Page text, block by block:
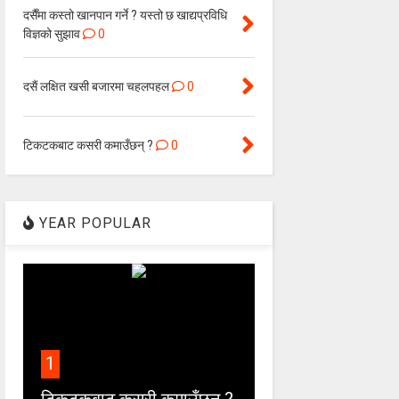
दसैँमा कस्तो खानपान गर्ने ? यस्तो छ खाद्यप्रविधि
विज्ञको सुझाव
0
दसैं लक्षित खसी बजारमा चहलपहल 0
टिकटकबाट कसरी कमाउँछन् ? 0
YEAR POPULAR
1